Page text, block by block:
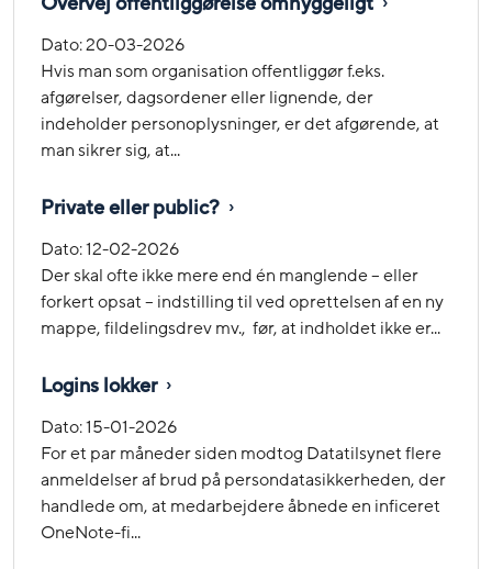
Dato:20-03-2026
Hvis man som organisation offentliggør f.eks.
afgørelser, dagsordener eller lignende, der
indeholder personoplysninger, er det afgørende, at
man sikrer sig, at...
Private eller public?
Dato:12-02-2026
Der skal ofte ikke mere end én manglende – eller
forkert opsat – indstilling til ved oprettelsen af en ny
mappe, fildelingsdrev mv., før, at indholdet ikke er...
Logins lokker
Dato:15-01-2026
For et par måneder siden modtog Datatilsynet flere
anmeldelser af brud på persondatasikkerheden, der
handlede om, at medarbejdere åbnede en inficeret
OneNote-fi...